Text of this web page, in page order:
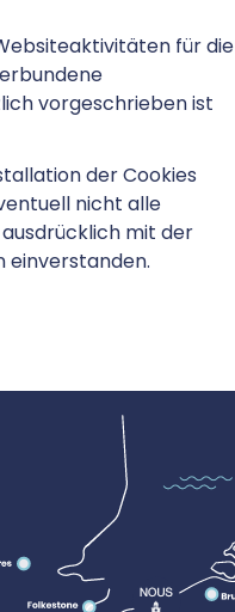
für die
vorgeschrieben ist
der Cookies
nicht alle
mit der
einverstanden.